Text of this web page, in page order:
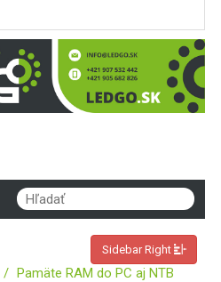
Sidebar Right
Pamäte RAM do PC aj NTB